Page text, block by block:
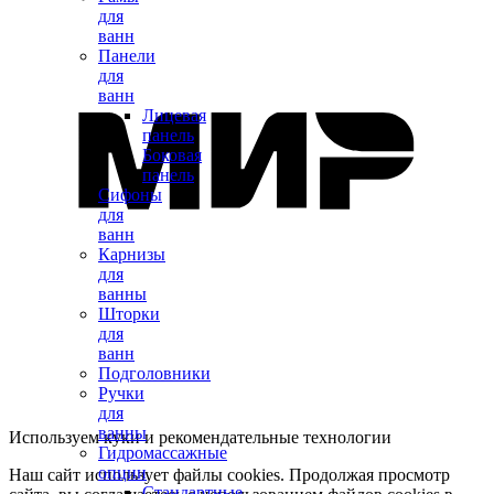
для
ванн
Панели
для
ванн
Лицевая
панель
Боковая
панель
Сифоны
для
ванн
Карнизы
для
ванны
Шторки
для
ванн
Подголовники
Ручки
для
ванны
Гидромассажные
опции
Используем куки и рекомендательные технологии
Наш сайт использует файлы cookies. Продолжая просмотр